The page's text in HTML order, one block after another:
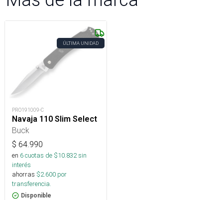
ÚLTIMA UNIDAD
PRO191009-C
Navaja 110 Slim Select
Buck
$ 64.990
en 6cuotas de $10.832sin
interés
ahorras $2.600 por
transferencia.
Disponible